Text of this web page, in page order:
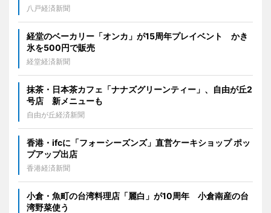
八戸経済新聞
経堂のベーカリー「オンカ」が15周年プレイベント かき
氷を500円で販売
経堂経済新聞
抹茶・日本茶カフェ「ナナズグリーンティー」、自由が丘2
号店 新メニューも
自由が丘経済新聞
香港・ifcに「フォーシーズンズ」直営ケーキショップ ポッ
プアップ出店
香港経済新聞
小倉・魚町の台湾料理店「麗白」が10周年 小倉南産の台
湾野菜使う